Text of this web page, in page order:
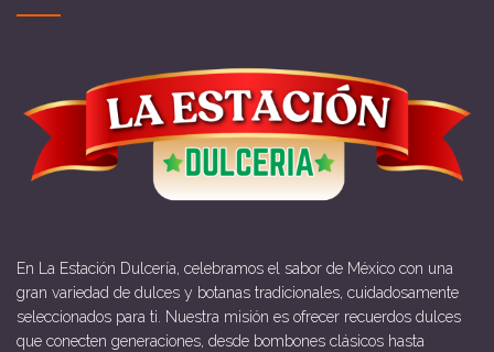
En La Estación Dulcería, celebramos el sabor de México con una
gran variedad de dulces y botanas tradicionales, cuidadosamente
seleccionados para ti. Nuestra misión es ofrecer recuerdos dulces
que conecten generaciones, desde bombones clásicos hasta